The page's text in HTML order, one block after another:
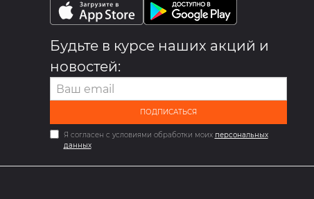
Будьте в курсе наших акций и
новостей:
ПОДПИСАТЬСЯ
Я согласен с условиями обработки моих персональных
данных